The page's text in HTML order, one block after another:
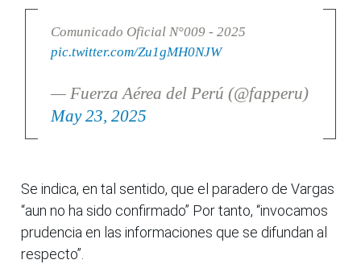
Comunicado Oficial N°009 - 2025
pic.twitter.com/Zu1gMH0NJW
— Fuerza Aérea del Perú (@fapperu)
May 23, 2025
Se indica, en tal sentido, que el paradero de Vargas
“aun no ha sido confirmado” Por tanto, “invocamos
prudencia en las informaciones que se difundan al
respecto”.